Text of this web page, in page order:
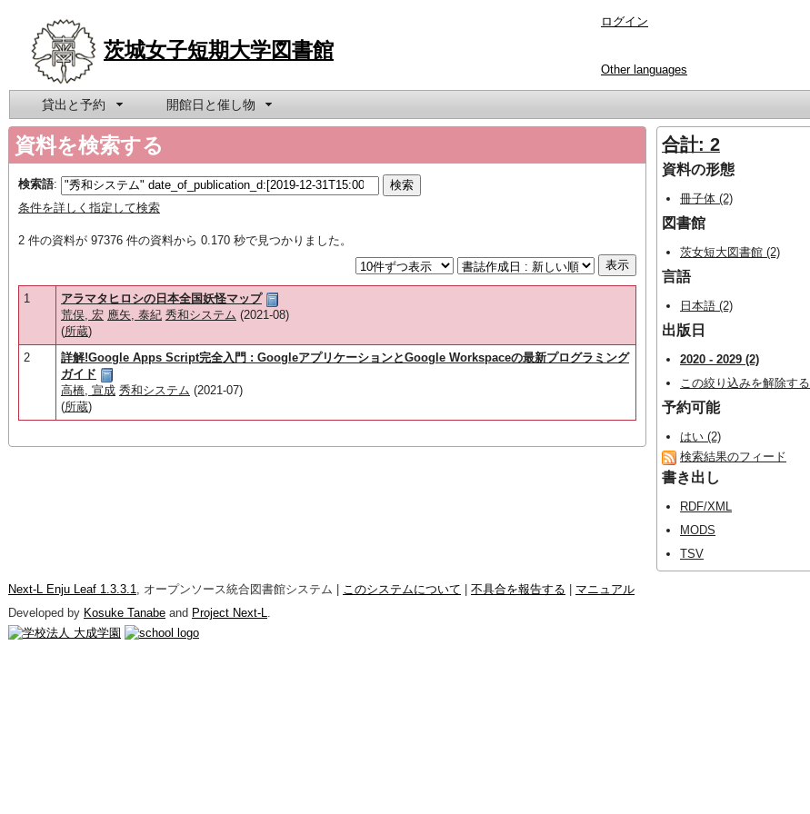
茨城女子短期大学図書館
ログイン
Other languages
貸出と予約 開館日と催し物
資料を検索する
検索語:
条件を詳しく指定して検索
2 件の資料が 97376 件の資料から 0.170 秒で見つかりました。
1
アラマタヒロシの日本全国妖怪マップ
荒俣, 宏 應矢, 泰紀 秀和システム (2021-08)
(所蔵)
2
詳解!Google Apps Script完全入門 : GoogleアプリケーションとGoogle Workspaceの最新プログラミング
ガイド
高橋, 宣成 秀和システム (2021-07)
(所蔵)
合計: 2
資料の形態
冊子体 (2)
図書館
茨女短大図書館 (2)
言語
日本語 (2)
出版日
2020 - 2029 (2)
この絞り込みを解除する
予約可能
はい (2)
検索結果のフィード
書き出し
RDF/XML
MODS
TSV
Next-L Enju Leaf 1.3.3.1, オープンソース統合図書館システム | このシステムについて 不具合を報告する
マニュアル
Developed by Kosuke Tanabe and Project Next-L.